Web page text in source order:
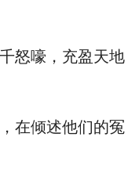
怒嚎，充盈天地
在倾述他们的冤